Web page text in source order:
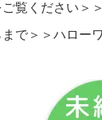
覧ください＞＞
まで＞＞ハロー